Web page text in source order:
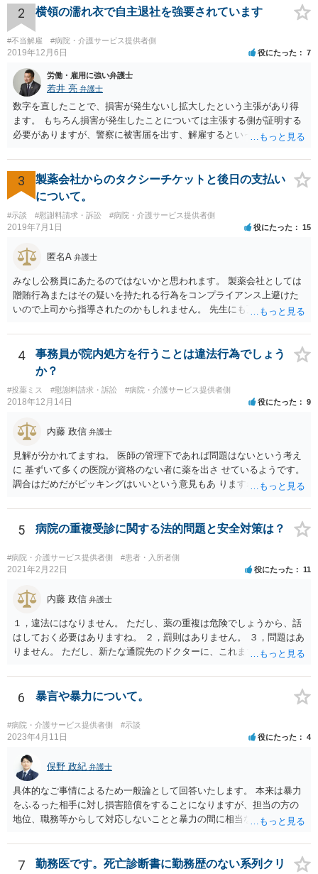
ければならなくなった「せいで」休業損害が発生したこと ⑤ マスク
を外せなくなった「せいで」経済的に評価できる精神的な損害が発生
したこと 「せいで」と強調した点が，内藤先生のご指摘なさる「相当
因果関係」です。 手術のミスと関係のないことまでは責任追及ができ
ないということです。 手術のミスの結果，手術前と比べて見た目が著
しく悪くなってしまったとか， 手術のミスの結果，入院期間が延びて
しまったとかいう事情があれば， 追加請求が可能な余地があります。
ただし，手術代の返金に応じた際に「これ以上金銭の請求はしませ
ん」という趣旨の合意をしてしまっていると， 上記の請求は，基本的
には困難となります。
2 横領の濡れ衣で自主退社を強要されています
#不当解雇 #病院・介護サービス提供者側
2019年12月6日 役にたった 7
労働・雇用に強い弁護士
若井 亮 弁護士
数字を直したことで、損害が発生ないし拡大したという主張があり得
ます。 もちろん損害が発生したことについては主張する側が証明する
必要がありますが、警察に被害届を出す、解雇するといった揺さぶり
とで、損害の証明なくとも解決金という形で支払に応じてしまうケー
スがあるのでご注意ください。
3
製薬会社からのタクシーチケットと後日の支払い
について。
#示談 #慰謝料請求・訴訟 #病院・介護サービス提供者側
2019年7月1日 役にたった 15
匿名A 弁護士
みなし公務員にあたるのではないかと思われます。 製薬会社としては
贈賄行為またはその疑いを持たれる行為をコンプライアンス上避けた
いので上司から指導されたのかもしれません。 先生にも万一迷惑をか
4
事務員が院内処方を行うことは違法行為でしょう
か？
#投薬ミス #慰謝料請求・訴訟 #病院・介護サービス提供者側
2018年12月14日 役にたった 9
内藤 政信 弁護士
見解が分かれてますね。 医師の管理下であれば問題はないという考え
に 基ずいて多くの医院が資格のない者に薬を出さ せているようです。
調合はだめだがピッキングはいいという意見もあ りますね。 また患者
いますね。 院外とではかなり金額が低くなるようです。 したがって、
違法とは断じきれないですね。 あなたが罪になることは、まったくあ
でしょう。
5 病院の重複受診に関する法的問題と安全対策は？
#病院・介護サービス提供者側 #患者・入所者側
2021年2月22日 役にたった 11
内藤 政信 弁護士
１，違法にはなりません。 ただし、薬の重複は危険でしょうから、話
はしておく必要はありますね。 ２，罰則はありません。 ３，問題はあ
りません。 ただし、新たな通院先のドクターに、これまでの経緯を話
6 暴言や暴力について。
#病院・介護サービス提供者側 #示談
2023年4月11日 役にたった 4
俣野 政紀 弁護士
具体的なご事情によるため一般論として回答いたします。 本来は暴力
をふるった相手に対し損害賠償をすることになりますが、担当の方の
地位、職務等からして対応しないことと暴力の間に相当な関連性（因
7
勤務医です。死亡診断書に勤務歴のない系列クリ